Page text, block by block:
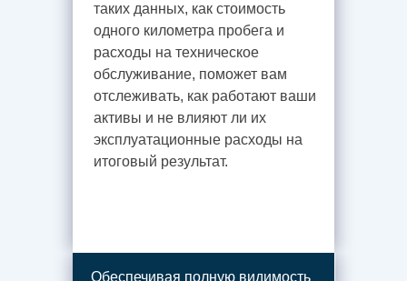
таких данных, как стоимость
одного километра пробега и
расходы на техническое
обслуживание, поможет вам
отслеживать, как работают ваши
активы и не влияют ли их
эксплуатационные расходы на
итоговый результат.
Обеспечивая полную видимость